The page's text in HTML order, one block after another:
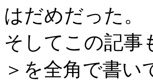
はだめだった。
そしてこの記事
＞を全角で書